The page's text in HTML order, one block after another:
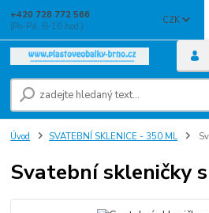
CZK
+420 728 772 566
(Po-Pá, 8-16 hod.)
Úvod SVATEBNÍ SKLENICE - 350 ML
Svatební skleničky